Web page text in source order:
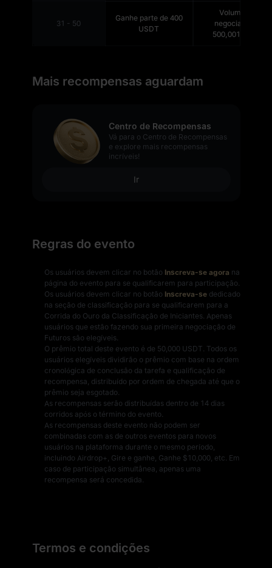
31 - 50
Ganhe parte de 400
USDT
Volume de
negociação ≥
500,001 USDT
Mais recompensas aguardam
Centro de Recompensas
Vá para o Centro de Recompensas
e explore mais recompensas
incríveis!
Ir
Regras do evento
Os usuários devem clicar no botão Inscreva-se agora na
página do evento para se qualificarem para participação.
Os usuários devem clicar no botão Inscreva-sededicado
na seção de classificação para se qualificarem para a
Corrida do Ouro da Classificação de Iniciantes. Apenas
usuários que estão fazendo sua primeira negociação de
Futuros são elegíveis.
O prêmio total deste evento é de 50,000 USDT. Todos os
usuários elegíveis dividirão o prêmio com base na ordem
cronológica de conclusão da tarefa e qualificação de
recompensa, distribuído por ordem de chegada até que o
prêmio seja esgotado.
As recompensas serão distribuídas dentro de 14 dias
corridos após o término do evento.
As recompensas deste evento não podem ser
combinadas com as de outros eventos para novos
usuários na plataforma durante o mesmo período,
incluindo Airdrop+, Gire e ganhe, Ganhe $10,000, etc. Em
caso de participação simultânea, apenas uma
recompensa será concedida.
Termos e condições